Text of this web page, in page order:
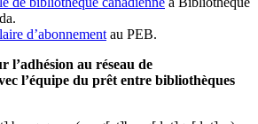
d’abonnement au PEB.
l’adhésion au réseau de
l’équipe du prêt entre bibliothèques